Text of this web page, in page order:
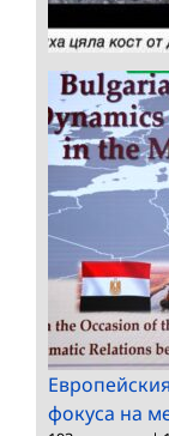
фокуса на